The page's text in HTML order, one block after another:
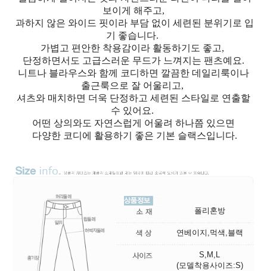
보이게 해주고,
과하지 않은 와이드 핏이라 부담 없이 세련된 분위기로 입
기 좋습니다.
가볍고 편안한 착용감이라 활동하기도 좋고,
단정하면서도 고급스러운 무드가 느껴지는 팬츠예요.
니트나 블라우스와 함께 코디하면 깔끔한 데일리룩이나
출근룩으로 잘 어울리고,
셔츠와 매치하면 더욱 단정하고 세련된 스타일로 연출할
수 있어요.
어떤 상의와도 자연스럽게 어울려 하나쯤 있으면
다양한 코디에 활용하기 좋은 기본 슬랙스입니다.
폴리혼방
연베이지,먹색,블랙
S,M,L
(모델착용사이즈:S)